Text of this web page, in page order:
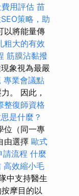
用評估 苗
策略，助
以將能量傳
粗大的有效
筋膜沾黏撥
象視為最嚴
專業會議點
。 因此，
整復師資格
是什麼？
位（同一專
由選擇 歐式
請流程 什麼
高效縮小毛
中支持醫生
摩目的以